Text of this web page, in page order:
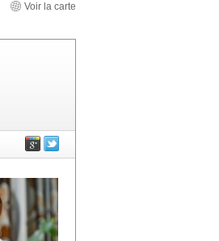
Voir la carte